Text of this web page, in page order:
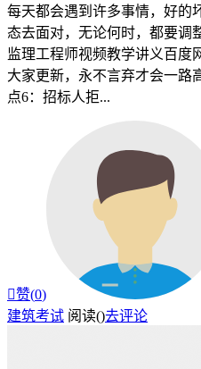
每天都会遇到许多事情，好的
态去面对，无论何时，都要调
监理工程师视频教学讲义百度
大家更新，永不言弃才会一路
点6：招标人拒...
赞(0)
建筑考试 阅读()去评论